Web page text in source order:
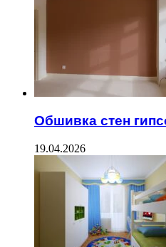
Обшивка стен
19.04.2026